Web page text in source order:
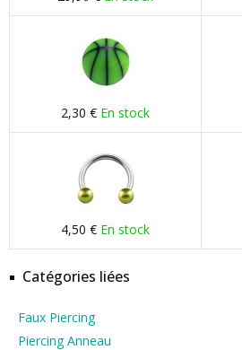
2,30 € En stock
4,50 € En stock
Catégories liées
Faux Piercing
Piercing Anneau